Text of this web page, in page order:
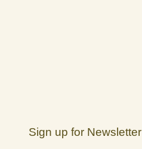
Sign up for Newsletter